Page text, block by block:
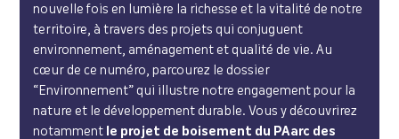
nouvelle fois en lumière la richesse et la vitalité de notre
territoire, à travers des projets qui conjuguent
environnement, aménagement et qualité de vie. Au
cœur de ce numéro, parcourez le dossier
“Environnement” qui illustre notre engagement pour la
nature et le développement durable. Vous y découvrirez
notamment le projet de boisement du PAarc des